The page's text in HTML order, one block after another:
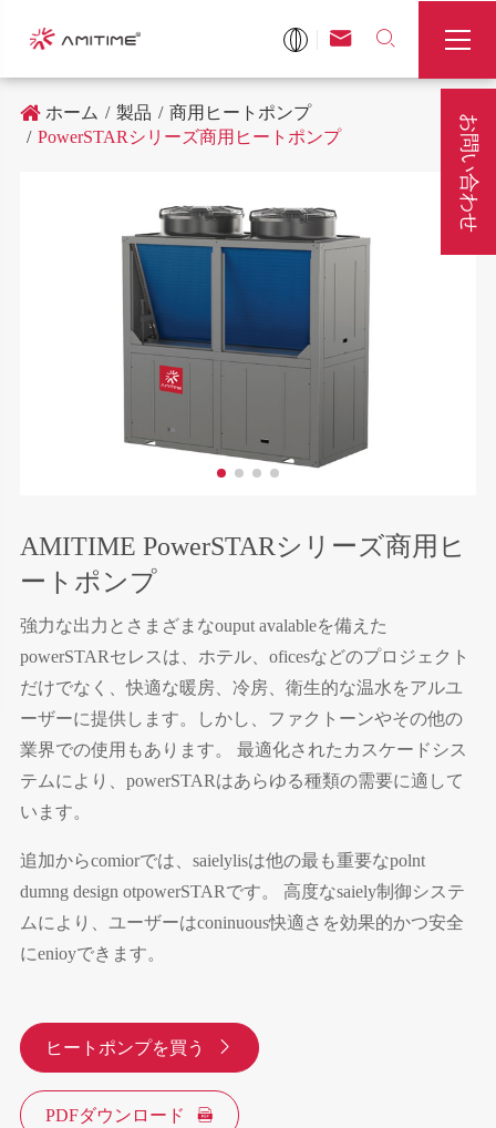
 

ホーム 製品
商用ヒートポンプ
PowerSTARシリーズ商用ヒートポンプ
AMITIME PowerSTARシリーズ商用ヒ
ートポンプ
強力な出力とさまざまなouput avalableを備えた
powerSTARセレスは、ホテル、oficesなどのプロジェクト
だけでなく、快適な暖房、冷房、衛生的な温水をアルユ
ーザーに提供します。しかし、ファクトーンやその他の
業界での使用もあります。 最適化されたカスケードシス
テムにより、powerSTARはあらゆる種類の需要に適して
います。
追加からcomiorでは、saielylisは他の最も重要なpolnt
dumng design otpowerSTARです。 高度なsaiely制御システ
ムにより、ユーザーはconinuous快適さを効果的かつ安全
にenioyできます。
ヒートポンプを買う 
PDFダウンロード 
お問い合わせ